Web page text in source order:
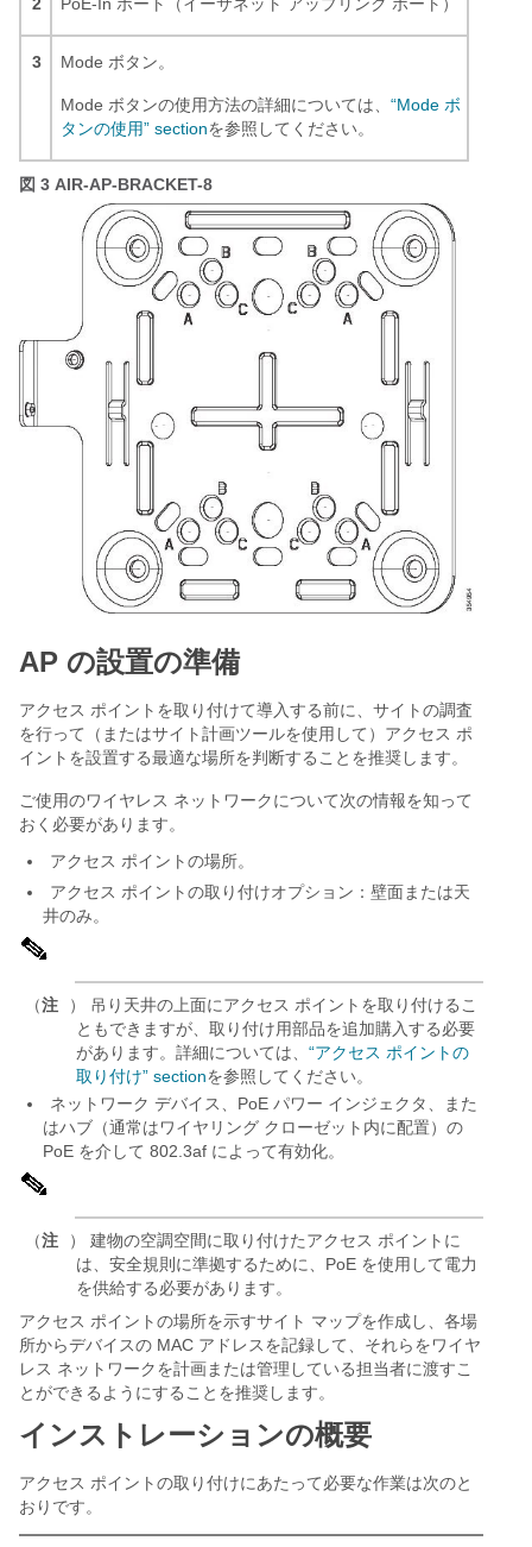
2 PoE-In ポート（イーサネット アップリンク ポート）
3 Mode ボタン。
Mode ボタンの使用方法の詳細については、 “Mode ボ
タンの使用” sectionを参照してください。
図 3 AIR-AP-BRACKET-8
AP の設置の準備
アクセス ポイントを取り付けて導入する前に、サイトの調査
を行って（またはサイト計画ツールを使用して）アクセス ポ
イントを設置する最適な場所を判断することを推奨します。
ご使用のワイヤレス ネットワークについて次の情報を知って
おく必要があります。
アクセス ポイントの場所。
アクセス ポイントの取り付けオプション：壁面または天
井のみ。
（注
） 吊り天井の上面にアクセス ポイントを取り付けるこ
ともできますが、取り付け用部品を追加購入する必要
があります。詳細については、 “アクセス ポイントの
取り付け” sectionを参照してください。
ネットワーク デバイス、PoE パワー インジェクタ、また
はハブ（通常はワイヤリング クローゼット内に配置）の
PoE を介して 802.3af によって有効化。
（注
） 建物の空調空間に取り付けたアクセス ポイントに
は、安全規則に準拠するために、PoE を使用して電力
を供給する必要があります。
アクセス ポイントの場所を示すサイト マップを作成し、各場
所からデバイスの MAC アドレスを記録して、それらをワイヤ
レス ネットワークを計画または管理している担当者に渡すこ
とができるようにすることを推奨します。
インストレーションの概要
アクセス ポイントの取り付けにあたって必要な作業は次のと
おりです。